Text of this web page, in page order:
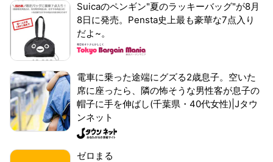
Suicaのペンギン"夏のラッキーバッグ"が8月
8日に発売。Pensta史上最も豪華な7点入り
だよ~。
電車に乗った途端にグズる2歳息子。空いた
席に座ったら、隣の怖そうな男性客が息子の
帽子に手を伸ばし(千葉県・40代女性)|Jタウ
ンネット
ゼロまる